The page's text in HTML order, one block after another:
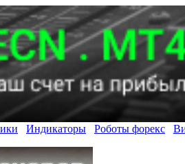
Индикаторы Роботы форекс